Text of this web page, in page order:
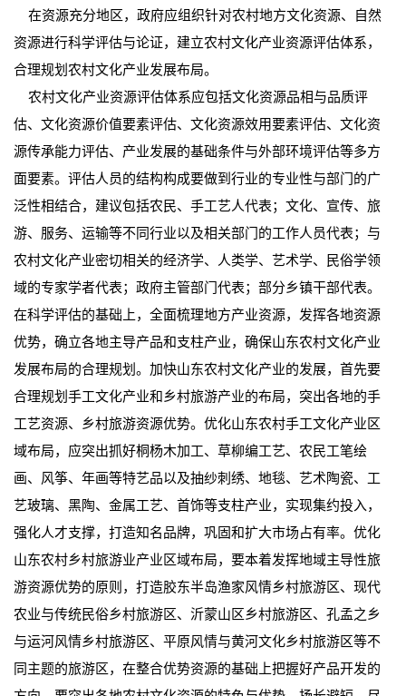
在资源充分地区，政府应组织针对农村地方文化资源、自然
资源进行科学评估与论证，建立农村文化产业资源评估体系，
合理规划农村文化产业发展布局。
农村文化产业资源评估体系应包括文化资源品相与品质评
估、文化资源价值要素评估、文化资源效用要素评估、文化资
源传承能力评估、产业发展的基础条件与外部环境评估等多方
面要素。评估人员的结构构成要做到行业的专业性与部门的广
泛性相结合，建议包括农民、手工艺人代表；文化、宣传、旅
游、服务、运输等不同行业以及相关部门的工作人员代表；与
农村文化产业密切相关的经济学、人类学、艺术学、民俗学领
域的专家学者代表；政府主管部门代表；部分乡镇干部代表。
在科学评估的基础上，全面梳理地方产业资源，发挥各地资源
优势，确立各地主导产品和支柱产业，确保山东农村文化产业
发展布局的合理规划。加快山东农村文化产业的发展，首先要
合理规划手工文化产业和乡村旅游产业的布局，突出各地的手
工艺资源、乡村旅游资源优势。优化山东农村手工文化产业区
域布局，应突出抓好桐杨木加工、草柳编工艺、农民工笔绘
画、风筝、年画等特艺品以及抽纱刺绣、地毯、艺术陶瓷、工
艺玻璃、黑陶、金属工艺、首饰等支柱产业，实现集约投入，
强化人才支撑，打造知名品牌，巩固和扩大市场占有率。优化
山东农村乡村旅游业产业区域布局，要本着发挥地域主导性旅
游资源优势的原则，打造胶东半岛渔家风情乡村旅游区、现代
农业与传统民俗乡村旅游区、沂蒙山区乡村旅游区、孔孟之乡
与运河风情乡村旅游区、平原风情与黄河文化乡村旅游区等不
同主题的旅游区，在整合优势资源的基础上把握好产品开发的